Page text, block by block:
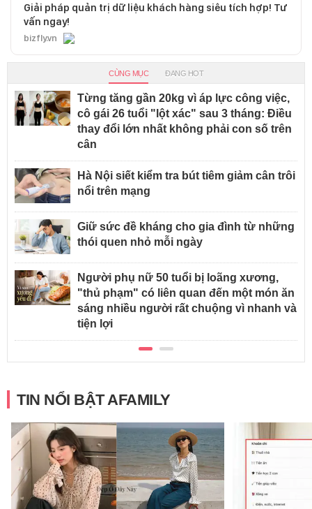
Giải pháp quản trị dữ liệu khách hàng siêu tích hợp! Tư
vấn ngay!
bizfly.vn
CÙNG MỤC ĐANG HOT
Từng tăng gần 20kg vì áp lực công việc,
cô gái 26 tuổi "lột xác" sau 3 tháng: Điều
thay đổi lớn nhất không phải con số trên
cân
Hà Nội siết kiểm tra bút tiêm giảm cân trôi
nổi trên mạng
Giữ sức đề kháng cho gia đình từ những
thói quen nhỏ mỗi ngày
Người phụ nữ 50 tuổi bị loãng xương,
"thủ phạm" có liên quan đến một món ăn
sáng nhiều người rất chuộng vì nhanh và
tiện lợi
TIN NỔI BẬT AFAMILY